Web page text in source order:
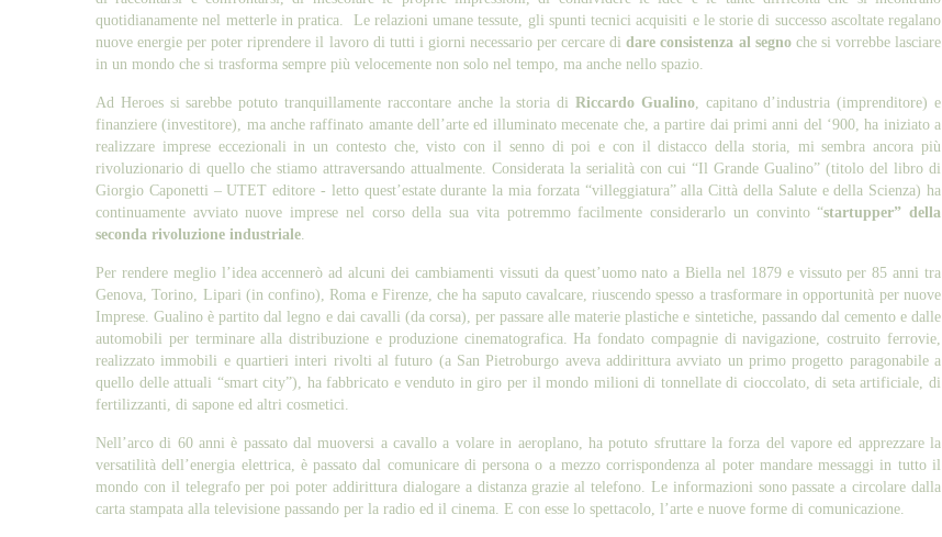
quotidianamente nel metterle in pratica. Le relazioni umane tessute, gli spunti tecnici acquisiti e le storie di successo ascoltate regalano
nuove energie per poter riprendere il lavoro di tutti i giorni necessario per cercare didare consistenza al segnoche si vorrebbe lasciare
in un mondo che si trasforma sempre più velocemente non solo nel tempo, ma anche nello spazio.
Ad Heroes si sarebbe potuto tranquillamente raccontare anche la storia di Riccardo Gualino, capitano d’industria (imprenditore) e
finanziere (investitore), ma anche raffinato amante dell’arte ed illuminato mecenate che, a partire dai primi anni del ‘900, ha iniziato a
realizzare imprese eccezionali in un contesto che, visto con il senno di poi e con il distacco della storia, mi sembra ancora più
rivoluzionario di quello che stiamo attraversando attualmente. Considerata la serialità con cui “Il Grande Gualino” (titolo del libro di
Giorgio Caponetti – UTET editore - letto quest’estate durante la mia forzata “villeggiatura” alla Città della Salute e della Scienza) ha
continuamente avviato nuove imprese nel corso della sua vita potremmo facilmente considerarlo un convinto “startupper” della
seconda rivoluzione industriale
Per rendere meglio l’idea accennerò ad alcuni dei cambiamenti vissuti da quest’uomo nato a Biella nel 1879 e vissuto per 85 anni tra
Genova, Torino, Lipari (in confino), Roma e Firenze, che ha saputo cavalcare, riuscendo spesso a trasformare in opportunità per nuove
Imprese. Gualino è partito dal legno e dai cavalli (da corsa), per passare alle materie plastiche e sintetiche, passando dal cemento e dalle
automobili per terminare alla distribuzione e produzione cinematografica. Ha fondato compagnie di navigazione, costruito ferrovie,
realizzato immobili e quartieri interi rivolti al futuro (a San Pietroburgo aveva addirittura avviato un primo progetto paragonabile a
quello delle attuali “smart city”), ha fabbricato e venduto in giro per il mondo milioni di tonnellate di cioccolato, di seta artificiale, di
fertilizzanti, di sapone ed altri cosmetici.
Nell’arco di 60 anni è passato dal muoversi a cavallo a volare in aeroplano, ha potuto sfruttare la forza del vapore ed apprezzare la
versatilità dell’energia elettrica, è passato dal comunicare di persona o a mezzo corrispondenza al poter mandare messaggi in tutto il
mondo con il telegrafo per poi poter addirittura dialogare a distanza grazie al telefono. Le informazioni sono passate a circolare dalla
carta stampata alla televisione passando per la radio ed il cinema. E con esse lo spettacolo, l’arte e nuove forme di comunicazione.